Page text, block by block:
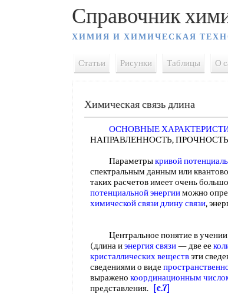
Справочник
ХИМИЯ И ХИМИЧЕСКАЯ
Статьи Рисунки Таблицы О
Химическая связь длина
ОСНОВНЫЕ
НАПРАВЛЕННОСТЬ, ПРОЧНОСТЬ
Параметрыкривой
спектральным данным или
таких расчетов имеет очень
потенциальной энергииможно
химической связидлину связи,
Центральное понятие в
(длина иэнергия связи— две ее
кристаллических веществэти
сведениями о виде
выражено координационным
представления.
[c.7]